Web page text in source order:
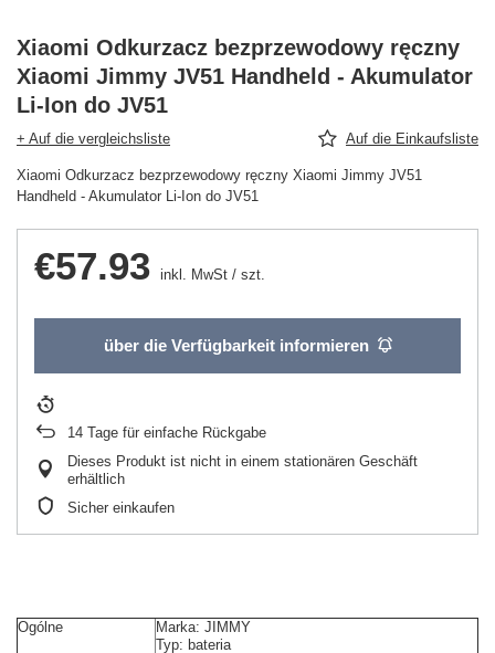
Xiaomi Odkurzacz bezprzewodowy ręczny
Xiaomi Jimmy JV51 Handheld - Akumulator
Li-Ion do JV51
+ Auf die vergleichsliste Auf die Einkaufsliste
Xiaomi Odkurzacz bezprzewodowy ręczny Xiaomi Jimmy JV51
Handheld - Akumulator Li-Ion do JV51
€57.93 inkl. MwSt / szt.
über die Verfügbarkeit informieren
14 Tage für einfache Rückgabe
Dieses Produkt ist nicht in einem stationären Geschäft
erhältlich
Sicher einkaufen
Ogólne
Marka: JIMMY
Typ: bateria